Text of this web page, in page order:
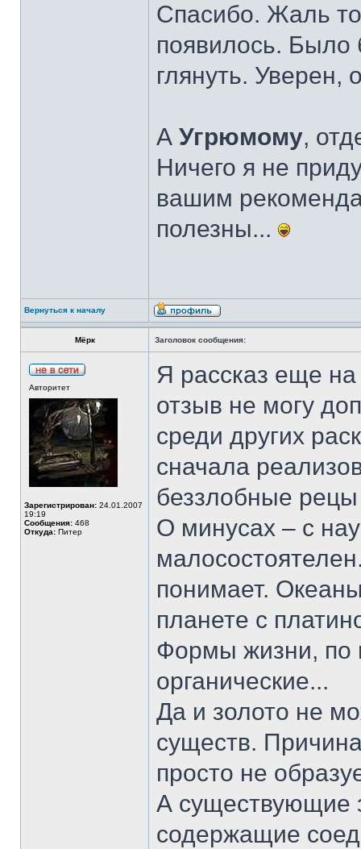
Спасибо. Жаль
появилось. Было
глянуть. Уверен,
А Угрюмому,
Ничего я не
вашим
полезны...
Вернуться к началу
Мёрк Заголовок сообщения:
Авторитет
Зарегистрирован: 24.01.2007
19:19
Сообщения: 468
Откуда: Питер
Я рассказ еще
отзыв не могу
среди других
сначала
беззлобные рецы
О минусах – с
понимает.
планете с
Формы жизни, по
органические...
Да и золото не
существ.
просто не
А существующие
содержащие